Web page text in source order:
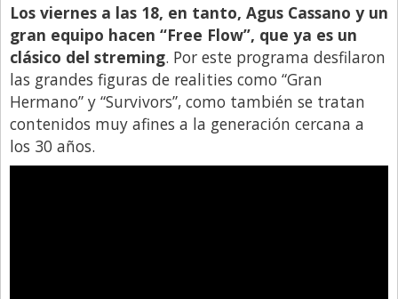
Los viernes a las 18, en tanto, Agus Cassano y un
gran equipo hacen “Free Flow”, que ya es un
clásico del streming. Por este programa desfilaron
las grandes figuras de realities como “Gran
Hermano” y “Survivors”, como también se tratan
contenidos muy afines a la generación cercana a
los 30 años.